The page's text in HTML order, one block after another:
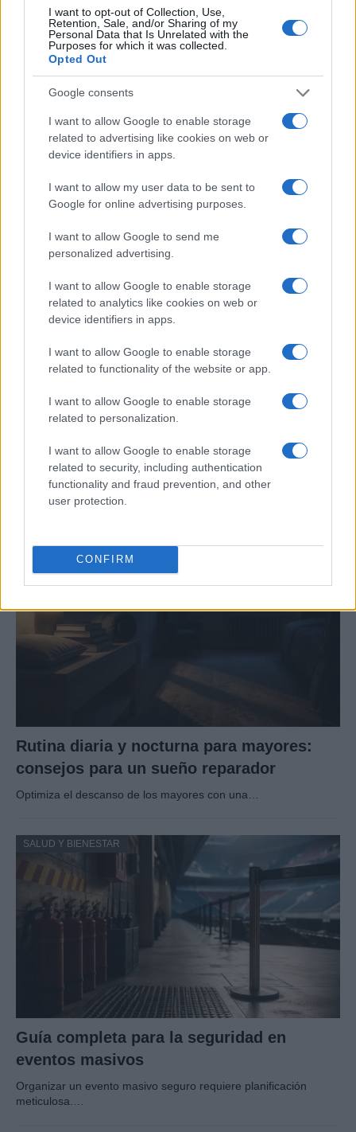
I want to opt-out of Collection, Use,
Retention, Sale, and/or Sharing of my
Personal Data that Is Unrelated with the
Purposes for which it was collected.
Opted Out
Google consents
I want to allow Google to enable storage
related to advertising like cookies on web or
device identifiers in apps.
I want to allow my user data to be sent to
Google for online advertising purposes.
I want to allow Google to send me
personalized advertising.
I want to allow Google to enable storage
related to analytics like cookies on web or
device identifiers in apps.
I want to allow Google to enable storage
related to functionality of the website or app.
I want to allow Google to enable storage
related to personalization.
I want to allow Google to enable storage
related to security, including authentication
functionality and fraud prevention, and other
user protection.
CONFIRM
Guía para delegar tareas y evitar la
sobrecarga emocional
El cuidado de otros puede convertirse en una…
SALUD Y BIENESTAR
Guía completa para preparar tu vivienda
ante incendios forestales
Conoce las medidas esenciales para proteger tu hogar…
SALUD Y BIENESTAR
Rutina diaria y nocturna para mayores:
consejos para un sueño reparador
Optimiza el descanso de los mayores con una…
SALUD Y BIENESTAR
Guía completa para la seguridad en
eventos masivos
Organizar un evento masivo seguro requiere planificación
meticulosa.…